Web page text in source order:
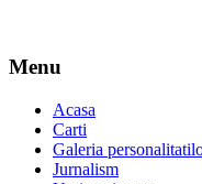
Menu
Acasa
Carti
Galeria
Jurnalism